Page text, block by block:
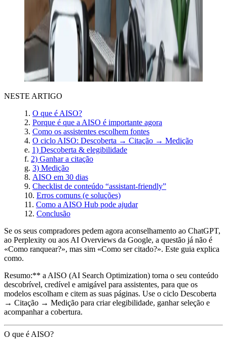
NESTE ARTIGO
O que é AISO?
Porque é que a AISO é importante agora
Como os assistentes escolhem fontes
O ciclo AISO: Descoberta → Citação → Medição
1) Descoberta & elegibilidade
2) Ganhar a citação
3) Medição
AISO em 30 dias
Checklist de conteúdo “assistant-friendly”
Erros comuns (e soluções)
Como a AISO Hub pode ajudar
Conclusão
Se os seus compradores pedem agora aconselhamento ao ChatGPT,
ao Perplexity ou aos AI Overviews da Google, a questão já não é
«Como ranquear?», mas sim «Como ser citado?». Este guia explica
como.
Resumo:** a AISO (AI Search Optimization) torna o seu conteúdo
descobrível, credível e amigável para assistentes, para que os
modelos escolham e citem as suas páginas. Use o ciclo Descoberta
→ Citação → Medição para criar elegibilidade, ganhar seleção e
acompanhar a cobertura.
O que é AISO?